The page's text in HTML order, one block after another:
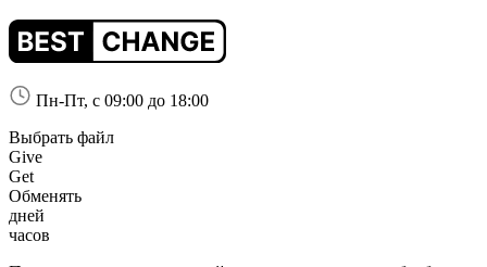
Пн-Пт, с 09:00 до 18:00
Выбрать файл
Give
Get
Обменять
дней
часов